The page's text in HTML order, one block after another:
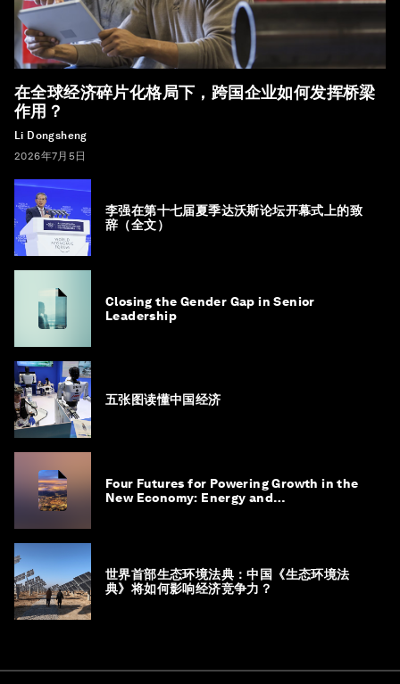
在全球经济碎片化格局下，跨国企业如何发挥桥梁
作用？
Li Dongsheng
2026年7月5日
李强在第十七届夏季达沃斯论坛开幕式上的致
辞（全文）
Closing the Gender Gap in Senior
Leadership
五张图读懂中国经济
Four Futures for Powering Growth in the
New Economy: Energy and
世界首部生态环境法典：中国《生态环境法
典》将如何影响经济竞争力？